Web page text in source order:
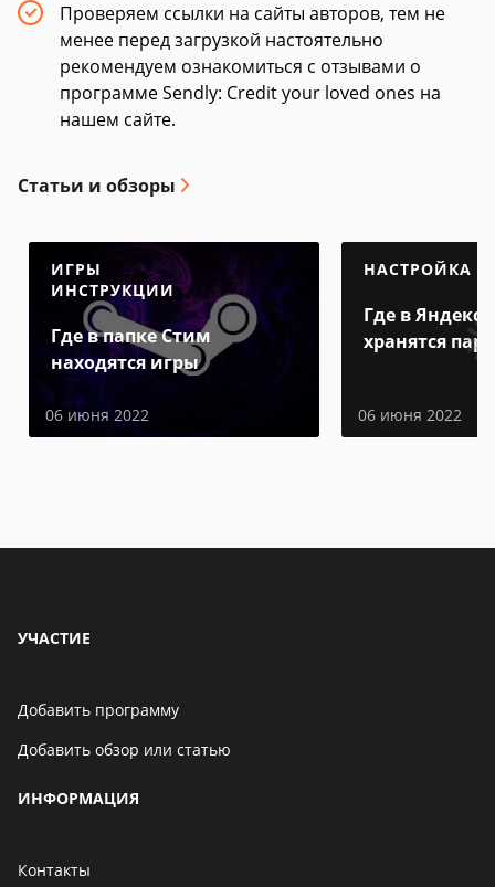
Проверяем ссылки на сайты авторов, тем не
менее перед загрузкой настоятельно
рекомендуем ознакомиться с отзывами о
программе Sendly: Credit your loved ones на
нашем сайте.
Статьи и обзоры
ИГРЫ
ИНСТРУКЦИИ
Где в папке Стим
находятся игры
06 июня 2022
НАСТРОЙКА
Где в Яндекс
хранятся
06 июня 2022
УЧАСТИЕ
Добавить программу
Добавить обзор или статью
ИНФОРМАЦИЯ
Контакты